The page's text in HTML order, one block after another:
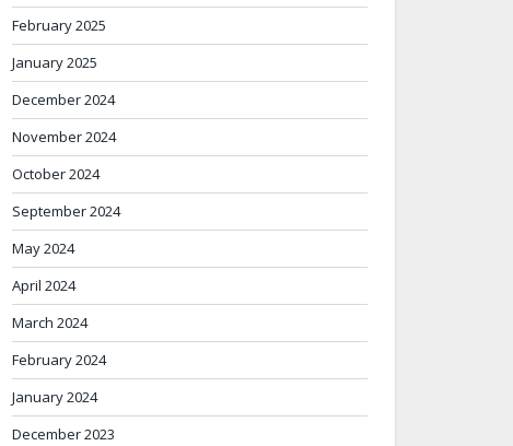
February 2025
January 2025
December 2024
November 2024
October 2024
September 2024
May 2024
April 2024
March 2024
February 2024
January 2024
December 2023